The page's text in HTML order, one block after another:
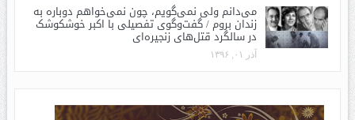
می‌دانم ولی نمی‌گویم، چون نمی‌خواهم دوباره به
زندان بروم / گفت‌وگوی تفصیلی با اکبر خوشکوشک
در سالگرد قتل‌های زنجیره‌ای
آذر ۰۱, ۱۳۹۶